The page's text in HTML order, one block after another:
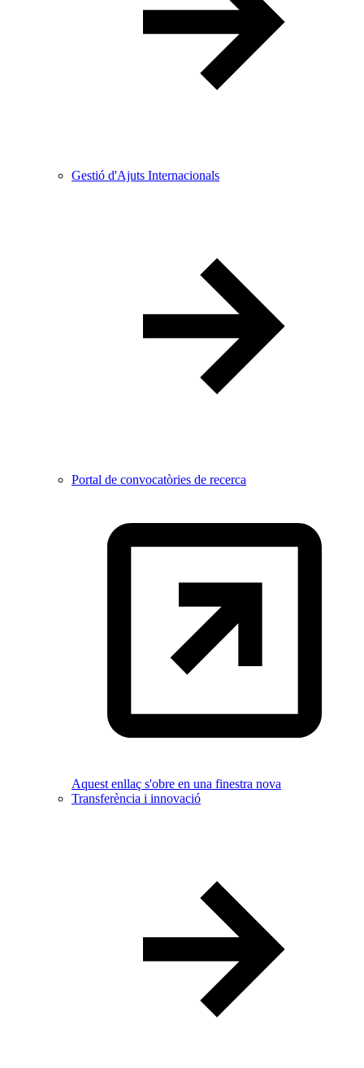
Gestió d'Ajuts Internacionals
Portal de convocatòries de recerca
Aquest enllaç s'obre en una finestra nova
Transferència i innovació